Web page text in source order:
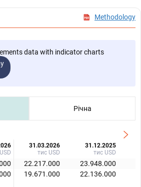
Methodology
data with indicator charts
Річна
31.03.2026
тис USD
31.12.2025
тис USD
22.217.000 23.948.000
19.671.000 22.136.000